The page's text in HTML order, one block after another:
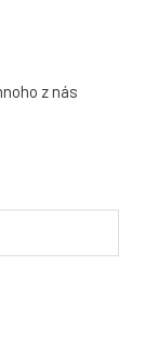
z nás